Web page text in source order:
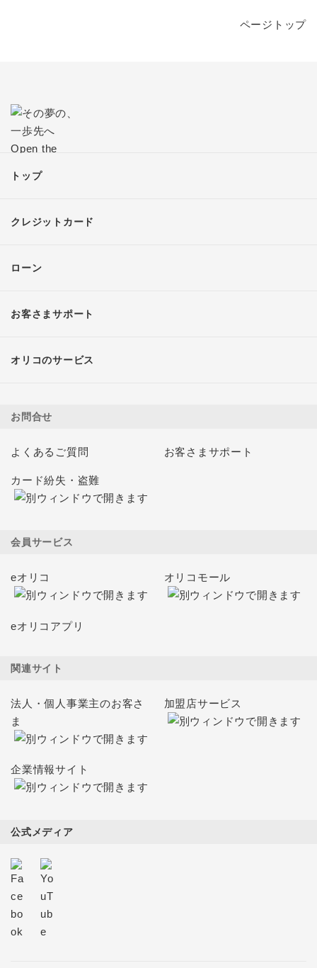
ページトップ
トップ
クレジットカード
ローン
お客さまサポート
オリコのサービス
お問合せ
よくあるご質問 お客さまサポート
カード紛失・盗難
会員サービス
eオリコ オリコモール
eオリコアプリ
関連サイト
法人・個人事業主のお客さ
ま
加盟店サービス
企業情報サイト
公式メディア